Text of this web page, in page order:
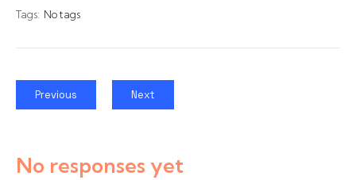
Tags: No tags
Previous Next
No responses yet